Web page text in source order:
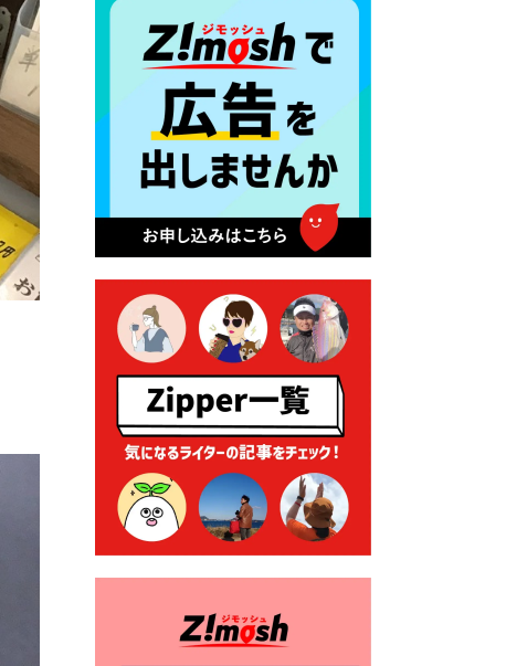
2026年7月9日 クラウドファ
ンディング型ふるさと納税の
実施について
2026年7月9日 農地法等に係
る各種申請に係る登記事項証
明書の添付省略について
2026年7月9日 廃食用油の回
収
2026年7月7日 「おゆずりコ
ーナー」について
2026年7月1日 豊前市民プール
一般開放
2026年7月1日 「豊前市定住促
進奨励金」が始まります！
（令和８年４月１日施行）
2026年6月25日 指定ごみ袋価
格改定